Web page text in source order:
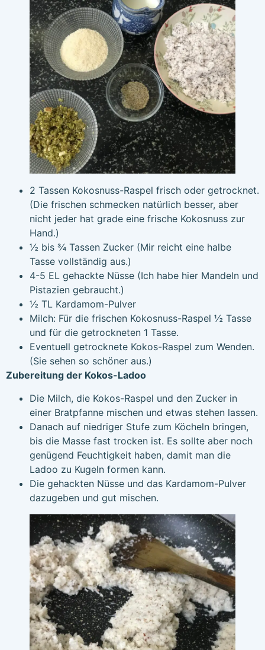
2 Tassen Kokosnuss-Raspel frisch oder getrocknet.
(Die frischen schmecken natürlich besser, aber
nicht jeder hat grade eine frische Kokosnuss zur
Hand.)
½ bis ¾ Tassen Zucker (Mir reicht eine halbe
Tasse vollständig aus.)
4-5 EL gehackte Nüsse (Ich habe hier Mandeln und
Pistazien gebraucht.)
½ TL Kardamom-Pulver
Milch: Für die frischen Kokosnuss-Raspel ½ Tasse
und für die getrockneten 1 Tasse.
Eventuell getrocknete Kokos-Raspel zum Wenden.
(Sie sehen so schöner aus.)
Zubereitung der Kokos-Ladoo
Die Milch, die Kokos-Raspel und den Zucker in
einer Bratpfanne mischen und etwas stehen lassen.
Danach auf niedriger Stufe zum Köcheln bringen,
bis die Masse fast trocken ist. Es sollte aber noch
genügend Feuchtigkeit haben, damit man die
Ladoo zu Kugeln formen kann.
Die gehackten Nüsse und das Kardamom-Pulver
dazugeben und gut mischen.